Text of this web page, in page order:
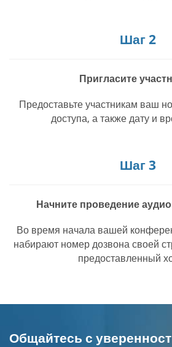
Шаг 2
Пригласите
Предоставьте участникам ваш
доступа, а также дату и
Шаг 3
Начните проведение
Во время начала вашей
набирают номер дозвона своей
предоставленный
Общайтесь с